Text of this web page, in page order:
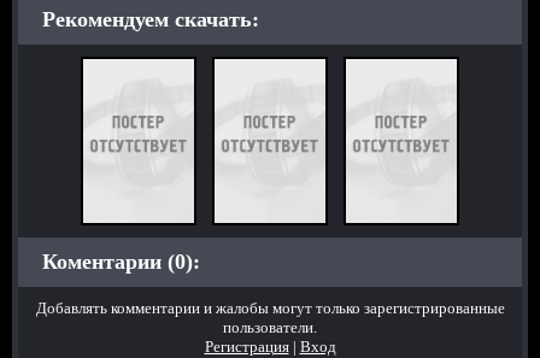
Рекомендуем скачать:
Коментарии (0):
Добавлять комментарии и жалобы могут только зарегистрированные
пользователи.
Регистрация| Вход